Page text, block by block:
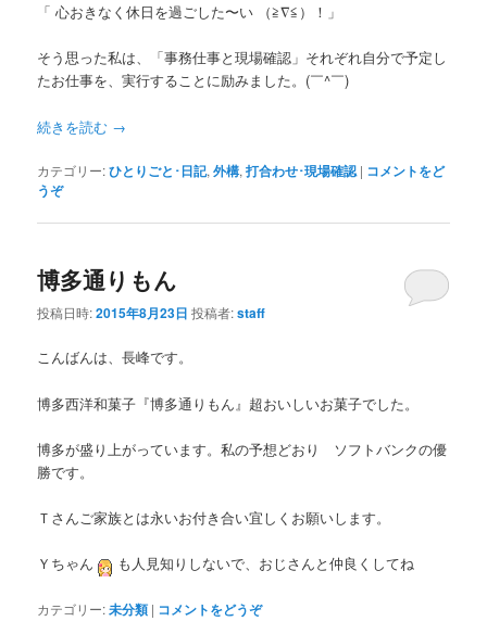
「 心おきなく休日を過ごした〜い （≧∇≦）！」
そう思った私は、「事務仕事と現場確認」それぞれ自分で予定し
たお仕事を、実行することに励みました。(￣^￣)ゞ
続きを読む →
カテゴリー:ひとりごと･日記,外構,打合わせ･現場確認 | コメントをど
うぞ
博多通りもん
投稿日時:2015年8月23日 投稿者:staff
こんばんは、長峰です。
博多西洋和菓子『博多通りもん』超おいしいお菓子でした。
博多が盛り上がっています。私の予想どおり ソフトバンクの優
勝です。
Ｔさんご家族とは永いお付き合い宜しくお願いします。
Ｙちゃん も人見知りしないで、おじさんと仲良くしてね
カテゴリー:未分類 | コメントをどうぞ